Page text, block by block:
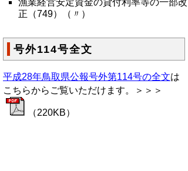
漁業経営安定資金の貸付利率等の一部改
正（749）（〃）
号外114号全文
平成28年鳥取県公報号外第114号の全文は
こちらからご覧いただけます。＞＞＞
（220KB）